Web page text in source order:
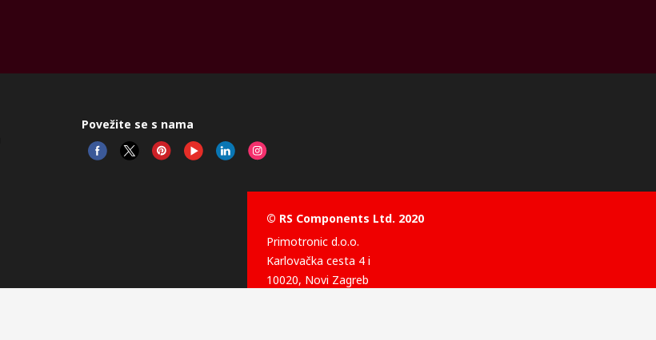
Povežite se s nama
© RS Components Ltd. 2020
Primotronic d.o.o.
Karlovačka cesta 4 i
10020, Novi Zagreb